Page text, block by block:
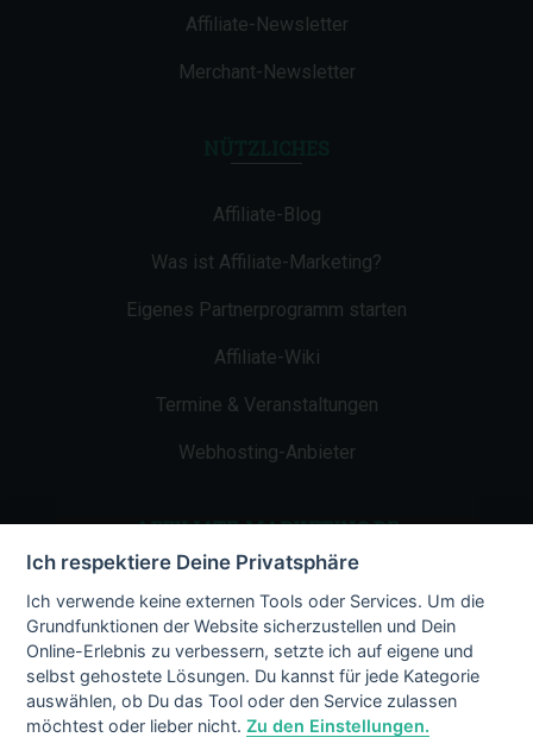
Affiliate-Newsletter
Merchant-Newsletter
Affiliate-Blog
Was ist Affiliate-Marketing?
Eigenes Partnerprogramm starten
Affiliate-Wiki
Termine & Veranstaltungen
Webhosting-Anbieter
AFFILIATE-MARKETING.DE
Impressum
Kontakt
Datenschutz
Ich respektiere Deine Privatsphäre
Ich verwende keine externen Tools oder Services. Um die
Grundfunktionen der Website sicherzustellen und Dein
Online-Erlebnis zu verbessern, setzte ich auf eigene und
selbst gehostete Lösungen. Du kannst für jede Kategorie
auswählen, ob Du das Tool oder den Service zulassen
möchtest oder lieber nicht.Zu den Einstellungen.